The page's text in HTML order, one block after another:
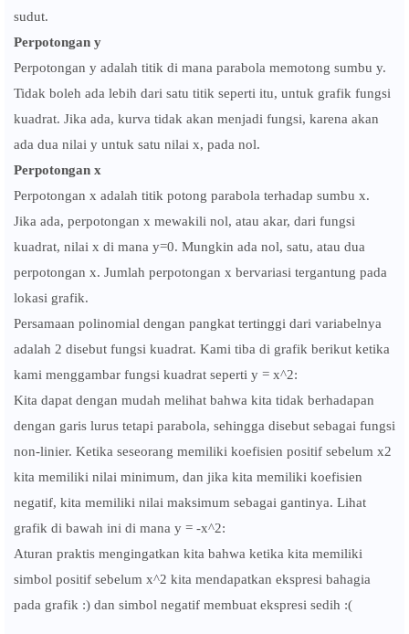
sudut.
Perpotongan y
Perpotongan y adalah titik di mana parabola memotong sumbu y.
Tidak boleh ada lebih dari satu titik seperti itu, untuk grafik fungsi
kuadrat. Jika ada, kurva tidak akan menjadi fungsi, karena akan
ada dua nilai y untuk satu nilai x, pada nol.
Perpotongan x
Perpotongan x adalah titik potong parabola terhadap sumbu x.
Jika ada, perpotongan x mewakili nol, atau akar, dari fungsi
kuadrat, nilai x di mana y=0. Mungkin ada nol, satu, atau dua
perpotongan x. Jumlah perpotongan x bervariasi tergantung pada
lokasi grafik.
Persamaan polinomial dengan pangkat tertinggi dari variabelnya
adalah 2 disebut fungsi kuadrat. Kami tiba di grafik berikut ketika
kami menggambar fungsi kuadrat seperti y = x^2:
Kita dapat dengan mudah melihat bahwa kita tidak berhadapan
dengan garis lurus tetapi parabola, sehingga disebut sebagai fungsi
non-linier. Ketika seseorang memiliki koefisien positif sebelum x2
kita memiliki nilai minimum, dan jika kita memiliki koefisien
negatif, kita memiliki nilai maksimum sebagai gantinya. Lihat
grafik di bawah ini di mana y = -x^2:
Aturan praktis mengingatkan kita bahwa ketika kita memiliki
simbol positif sebelum x^2 kita mendapatkan ekspresi bahagia
pada grafik :) dan simbol negatif membuat ekspresi sedih :(